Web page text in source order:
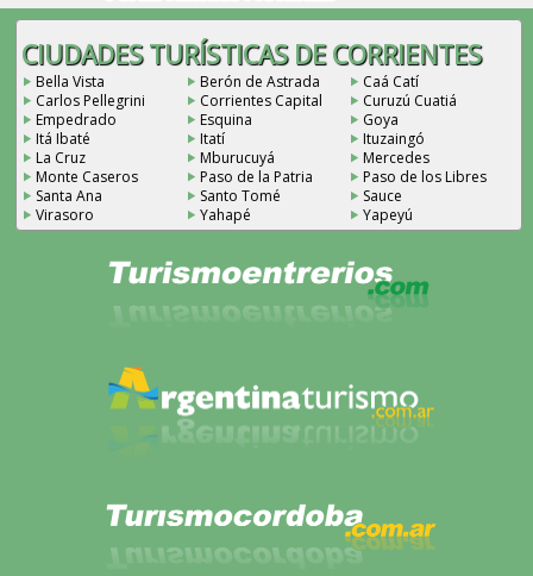
CIUDADES TURÍSTICAS DE CORRIENTES
Bella Vista Berón de Astrada
Caá Catí
Carlos Pellegrini
Corrientes Capital
Curuzú Cuatiá
Empedrado
Esquina
Goya
Itá Ibaté
Itatí
Ituzaingó
La Cruz
Mburucuyá
Mercedes
Monte Caseros
Paso de la Patria
Paso de los Libres
Santa Ana
Santo Tomé
Sauce
Virasoro
Yahapé Yapeyú